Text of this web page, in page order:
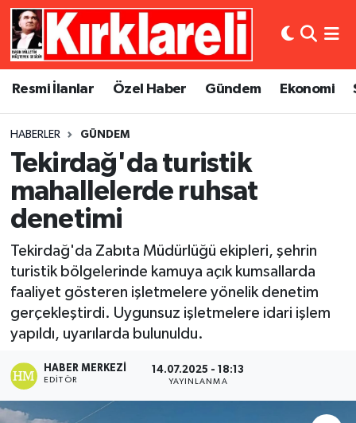
Resmi İlanlar Özel Haber Gündem Ekonomi
HABERLER GÜNDEM
Tekirdağ'da turistik
mahallelerde ruhsat
denetimi
Tekirdağ'da Zabıta Müdürlüğü ekipleri, şehrin
turistik bölgelerinde kamuya açık kumsallarda
faaliyet gösteren işletmelere yönelik denetim
gerçekleştirdi. Uygunsuz işletmelere idari işlem
yapıldı, uyarılarda bulunuldu.
HABER MERKEZI
EDITÖR
14.07.2025 - 18:13
YAYINLANMA
Resmi İlanlar
Gündem
Ekonomi
Siyaset
Spor
Asayiş
Dünya
Eğitim
Kültür Sanat
Magazin
Medya
Sağlık
Künye
Gizlilik Sözleşmesi
Merkez Nöbetçi Eczaneler
Merkez Trafik Yoğunluk Haritası
Süper Lig Puan Durumu ve Fikstür
Tüm Manşetler
Son Dakika Haberleri
Haber Arşivi